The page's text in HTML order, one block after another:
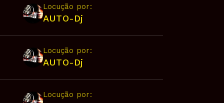
Locução por:
AUTO-Dj
Locução por:
AUTO-Dj
Locução por: